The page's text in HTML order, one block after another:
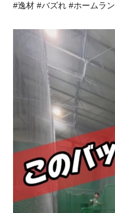
#逸材 #バズれ #ホームラン